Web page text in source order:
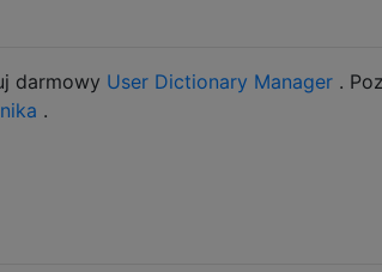
darmowy User Dictionary Manager .
.